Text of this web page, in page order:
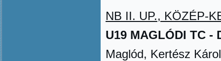
NB II. UP., KÖZÉP-
U19 MAGLÓDI TC -
Maglód, Kertész